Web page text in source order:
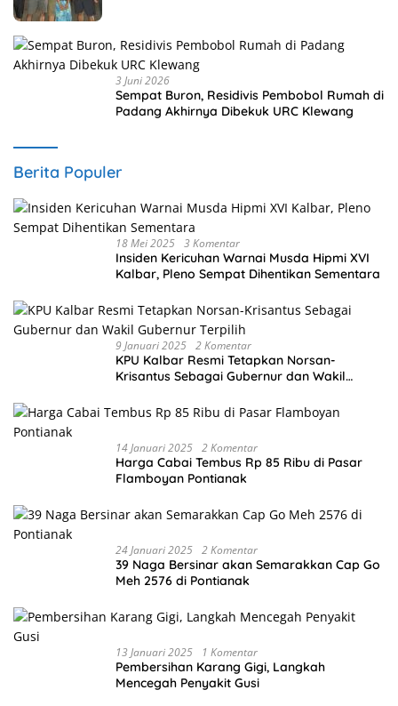
3 Juni 2026
Sempat Buron, Residivis Pembobol Rumah di
Padang Akhirnya Dibekuk URC Klewang
Berita Populer
18 Mei 2025 3 Komentar
Insiden Kericuhan Warnai Musda Hipmi XVI
Kalbar, Pleno Sempat Dihentikan Sementara
9 Januari 2025 2 Komentar
KPU Kalbar Resmi Tetapkan Norsan-
Krisantus Sebagai Gubernur dan Wakil
14 Januari 2025 2 Komentar
Harga Cabai Tembus Rp 85 Ribu di Pasar
Flamboyan Pontianak
24 Januari 2025 2 Komentar
39 Naga Bersinar akan Semarakkan Cap Go
Meh 2576 di Pontianak
13 Januari 2025 1 Komentar
Pembersihan Karang Gigi, Langkah
Mencegah Penyakit Gusi